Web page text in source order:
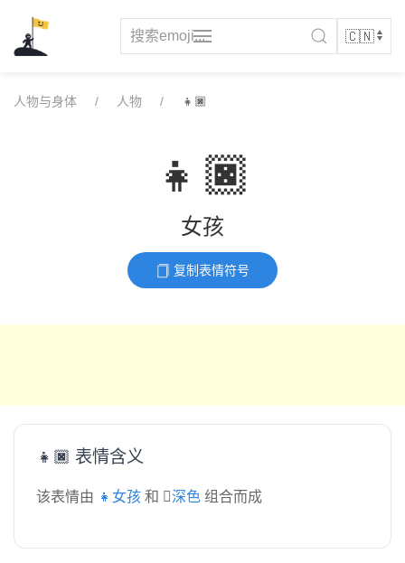
content
人物与身体 人物 👧🏿
👧🏿
女孩
复制表情符号
👧🏿 表情含义
该表情由 👧女孩 和🏿深色 组合而成